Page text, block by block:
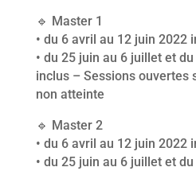
🔹 Master 1
• du 6 avril au 12 juin 2022
• du 25 juin au 6 juillet et
inclus – Sessions ouvertes
non atteinte
🔹 Master 2
• du 6 avril au 12 juin 2022
• du 25 juin au 6 juillet et